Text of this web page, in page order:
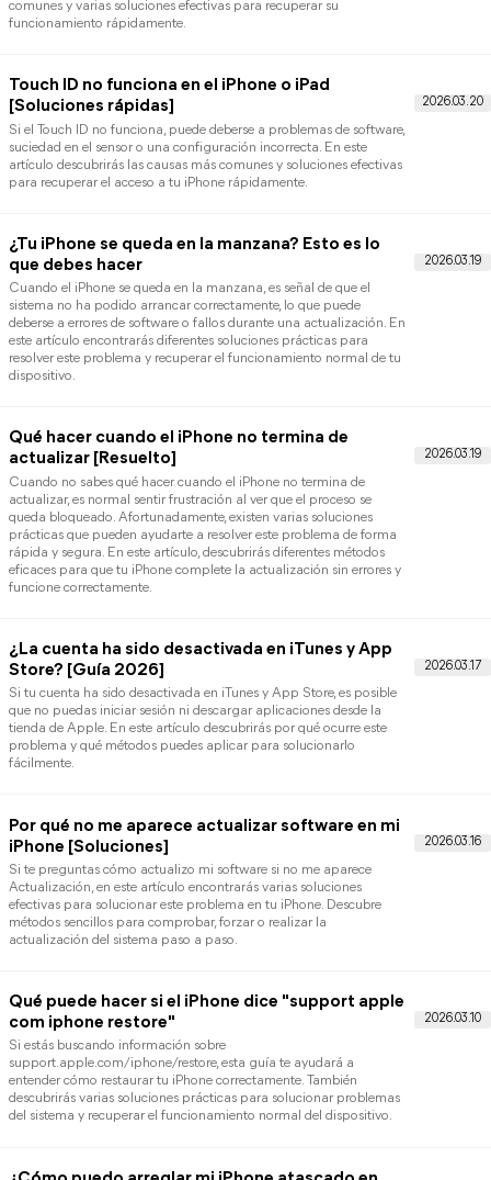
pantalla no responde o está bloqueada. En este artículo te
explicamos métodos sencillos y efectivos para lograrlo de forma
Por qué no me reconoce el Face ID [soluciones]
Si aparece el mensaje “Face ID no me reconoce”, no te preocupes:
este fallo puede deberse a problemas de configuración, suciedad
correctamente en tu iPhone.
¿Qué hago si iTunes no reconoce el iPhone?
[Solución]
¿Te aparece el error de que iTunes no puede leer el contenido del
complicaciones.
Aprende a solucionar el error "No se pudo
el iPhone"
Si tu iPhone no puede activarse, es normal que no sepas por
prácticas para completar la activación sin complicaciones.
¿Mi iPhone se escucha muy bajo llamada? Guía
Completa
o inestable. Te mostramos las posibles causas y varias soluciones
prácticas para mejorar el audio y recuperar un volumen claro en
dispositivo.
¿FaceTime no funciona en tu iPhone? ¡Aquí está
Si necesitas arreglar el FaceTime del iPhone, es importante
identificar si el problema se debe a la red, la configuración o un
fallo del sistema. En este artículo encontrarás las causas más
comunes y varias soluciones efectivas para recuperar su
funcionamiento rápidamente.